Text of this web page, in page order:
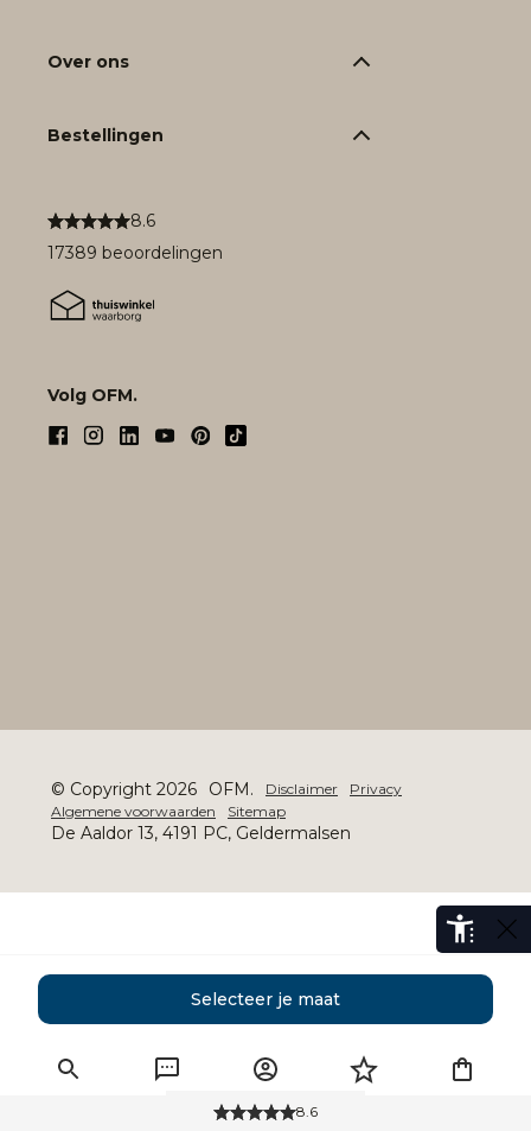
Selecteer je maat
8.6
17389 beoordelingen
Volg OFM.
Over ons
Bestellingen
© Copyright 2026 OFM. Disclaimer
Privacy
Algemene voorwaarden
Sitemap
De Aaldor 13, 4191 PC, Geldermalsen
8.6